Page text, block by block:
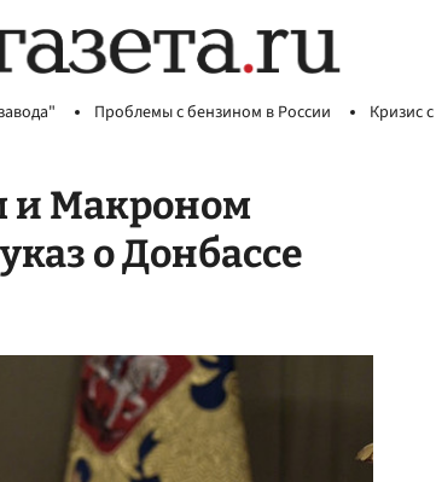
Проблемы с бензином в России Кризис
и Макроном
о Донбассе